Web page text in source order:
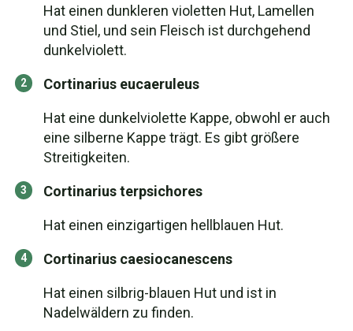
Hat einen dunkleren violetten Hut, Lamellen
und Stiel, und sein Fleisch ist durchgehend
dunkelviolett.
Cortinarius eucaeruleus
Hat eine dunkelviolette Kappe, obwohl er auch
eine silberne Kappe trägt. Es gibt größere
Streitigkeiten.
Cortinarius terpsichores
Hat einen einzigartigen hellblauen Hut.
Cortinarius caesiocanescens
Hat einen silbrig-blauen Hut und ist in
Nadelwäldern zu finden.